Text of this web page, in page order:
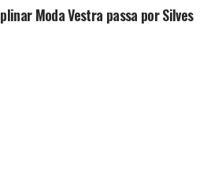
Moda Vestra passa por Silves